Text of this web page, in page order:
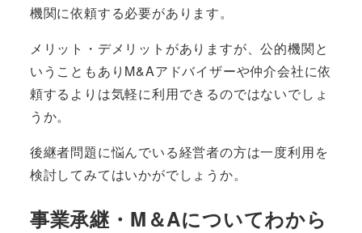
機関に依頼する必要があります。
メリット・デメリットがありますが、公的機関と
いうこともありM&Aアドバイザーや仲介会社に依
頼するよりは気軽に利用できるのではないでしょ
うか。
後継者問題に悩んでいる経営者の方は一度利用を
検討してみてはいかがでしょうか。
事業承継・M＆Aについてわから